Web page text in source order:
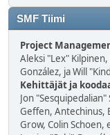
SMF Tiimi
Project
Aleksi "Lex"
González, ja Will
Kehittäjät ja
Jon
Geffen, Antechinus,
Grow, Colin Schoen,